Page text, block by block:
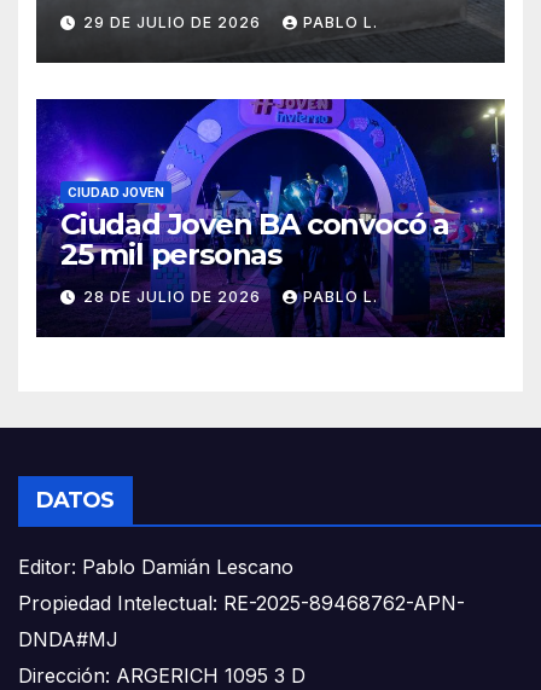
29 DE JULIO DE 2026 PABLO L.
CIUDAD JOVEN
Ciudad Joven BA convocó a
25 mil personas
28 DE JULIO DE 2026 PABLO L.
DATOS
Editor: Pablo Damián Lescano
Propiedad Intelectual: RE-2025-89468762-APN-
DNDA#MJ
Dirección: ARGERICH 1095 3 D